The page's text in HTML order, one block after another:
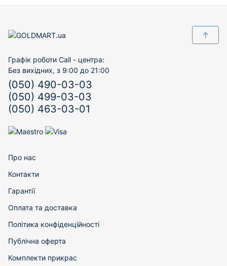
↑
Графік роботи Call - центра:
Без вихідних, з 9:00 до 21:00
(050) 490-03-03
(050) 499-03-03
(050) 463-03-01
Про нас
Контакти
Гарантії
Оплата та доставка
Політика конфіденційності
Публічна оферта
Комплекти прикрас